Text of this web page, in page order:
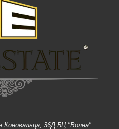
Коновальца, 36Д БЦ "Волна"